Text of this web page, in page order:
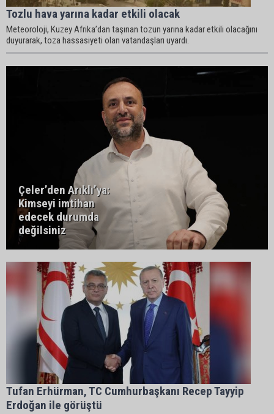
Tozlu hava yarına kadar etkili olacak
Meteoroloji, Kuzey Afrika’dan taşınan tozun yarına kadar etkili olacağını
duyurarak, toza hassasiyeti olan vatandaşları uyardı.
Çeler’den Arıklı’ya:
Kimseyi imtihan
edecek durumda
değilsiniz
Tufan Erhürman, TC Cumhurbaşkanı Recep Tayyip
Erdoğan ile görüştü